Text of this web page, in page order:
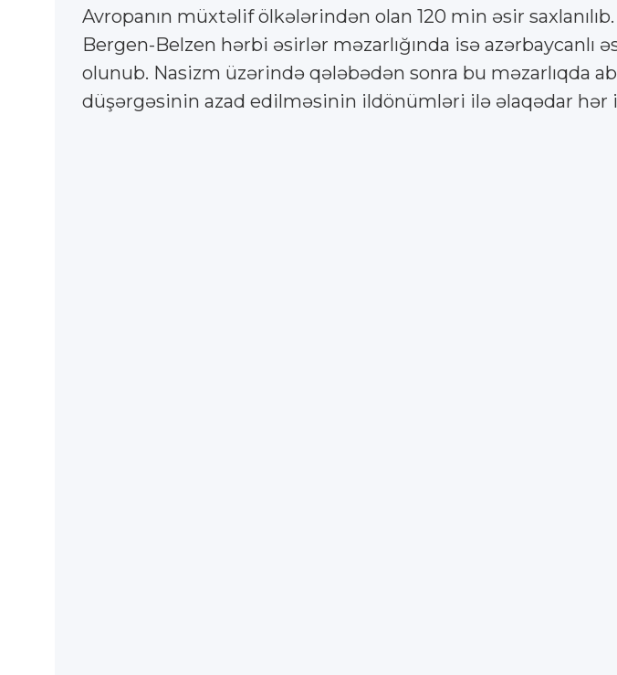
Avropanın müxtəlif ölkələrindən olan 120 min əsir
Bergen-Belzen hərbi əsirlər məzarlığında isə
olunub. Nasizm üzərində qələbədən sonra bu məzarlıqda
düşərgəsinin azad edilməsinin ildönümləri ilə əlaqədar hər